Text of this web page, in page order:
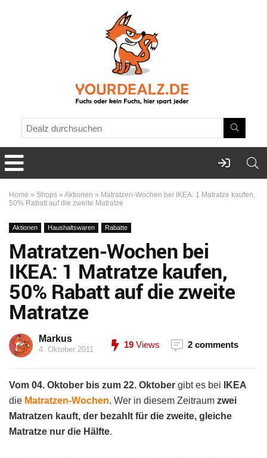
Home » Shops » Aktionen » Matratzen-Wochen bei IKEA: 1 Matratze kaufen,
50% Rabatt auf die zweite Matratze
Aktionen Haushaltswaren Rabatte
Matratzen-Wochen bei
IKEA: 1 Matratze kaufen,
50% Rabatt auf die zweite
Matratze
Markus
4. Oktober 2011 19 Views 2 comments
Vom 04. Oktober bis zum 22. Oktober gibt es bei
IKEA
die Matratzen-Wochen. Wer in diesem Zeitraum zwei
Matratzen kauft, der bezahlt für die zweite, gleiche
Matratze nur die Hälfte.